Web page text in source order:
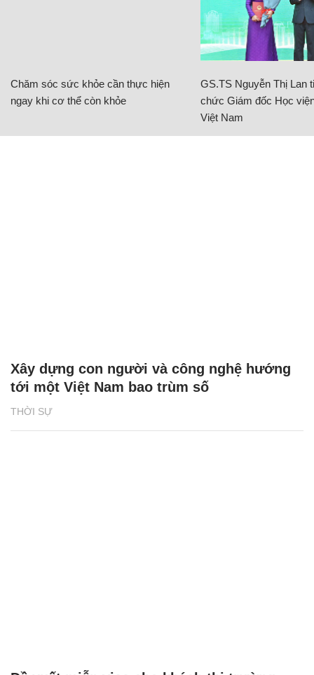
Chăm sóc sức khỏe cần thực hiện
ngay khi cơ thể còn khỏe
GS.TS Nguyễn Thị Lan
chức Giám đốc Học
Việt Nam
THỜI SỰ
Xây dựng con người và công nghệ hướng
tới một Việt Nam bao trùm số